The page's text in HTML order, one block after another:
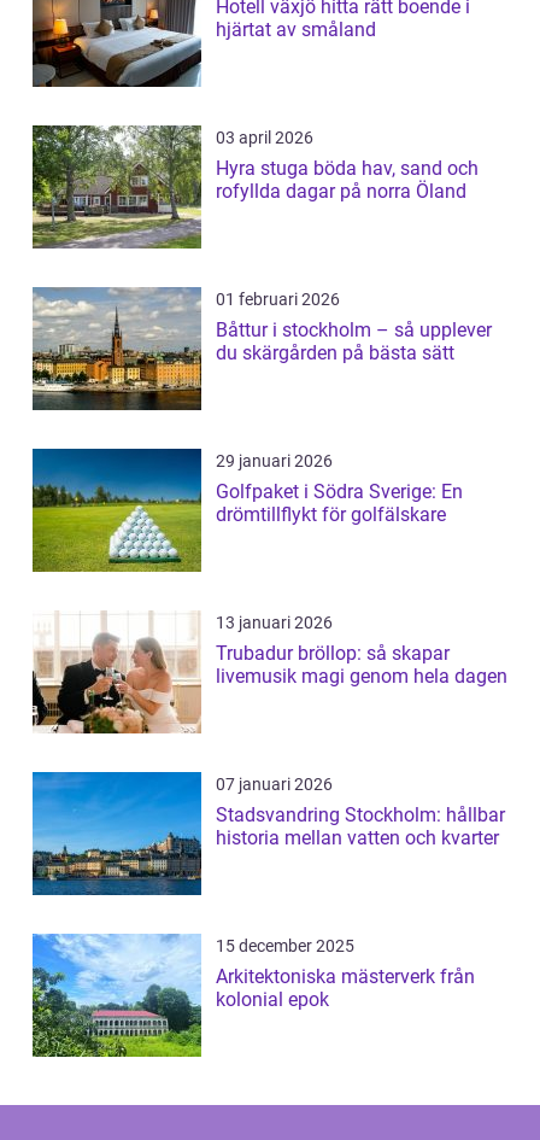
Hotell växjö hitta rätt boende i
hjärtat av småland
03 april 2026
Hyra stuga böda hav, sand och
rofyllda dagar på norra Öland
01 februari 2026
Båttur i stockholm – så upplever
du skärgården på bästa sätt
29 januari 2026
Golfpaket i Södra Sverige: En
drömtillflykt för golfälskare
13 januari 2026
Trubadur bröllop: så skapar
livemusik magi genom hela dagen
07 januari 2026
Stadsvandring Stockholm: hållbar
historia mellan vatten och kvarter
15 december 2025
Arkitektoniska mästerverk från
kolonial epok